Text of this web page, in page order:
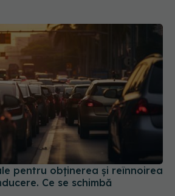
pentru obținerea și reînnoirea
Ce se schimbă